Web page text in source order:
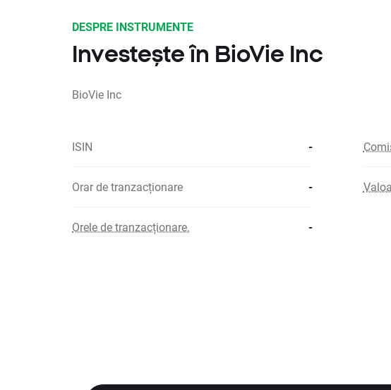
DESPRE INSTRUMENTE
Investește în BioVie Inc
BioVie Inc
ISIN -
Orar de tranzacționare -
Orele de tranzacționare. -